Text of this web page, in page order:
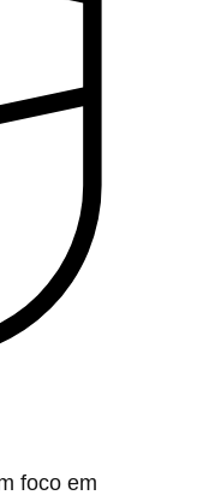
foco em